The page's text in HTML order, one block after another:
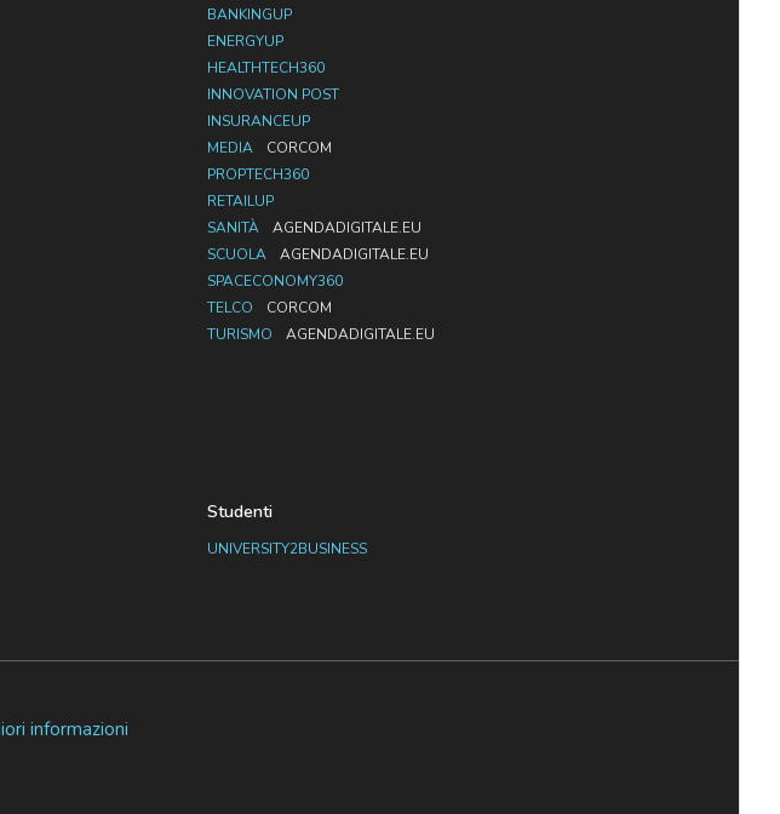
BANKINGUP
ENERGYUP
HEALTHTECH360
INNOVATION POST
INSURANCEUP
MEDIA
CORCOM
PROPTECH360
RETAILUP
SANITÀ
AGENDADIGITALE.EU
SCUOLA
AGENDADIGITALE.EU
SPACECONOMY360
TELCO
CORCOM
TURISMO
AGENDADIGITALE.EU
Studenti
UNIVERSITY2BUSINESS
informazioni